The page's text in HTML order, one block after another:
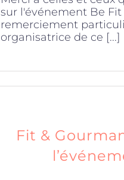
sur l'événement Be
remerciement
organisatrice de ce [...]
Fit &